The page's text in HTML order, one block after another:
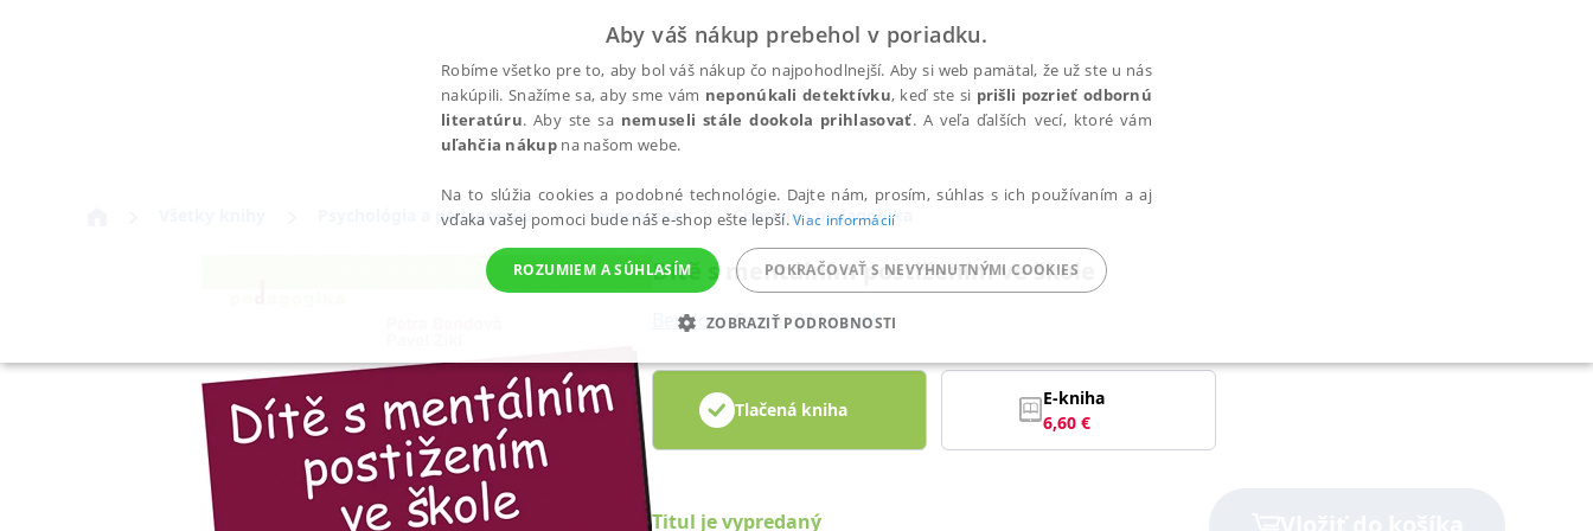
Psychológia a pedagogika Pedagogika Špeciálna pedagogika
Dítě s mentálním postižením ve škole
Bendová Petra,Zikl Pavel
Tlačená kniha
E-kniha
6,60 €
Titul je vypredaný
Aby váš nákup prebehol v poriadku.
Robíme všetko pre to, aby bol váš nákup čo najpohodlnejší. Aby si web pamätal, že už ste u nás
nakúpili. Snažíme sa, aby sme vám neponúkali detektívku, keď ste si prišli pozrieť odbornú
literatúru. Aby ste sa nemuseli stále dookola prihlasovať. A veľa ďalších vecí, ktoré vám
uľahčia nákupna našom webe.
Na to slúžia cookies a podobné technológie. Dajte nám, prosím, súhlas s ich používaním a aj
vďaka vašej pomoci bude náš e-shop ešte lepší.Viac informácií
ROZUMIEM A SÚHLASÍM POKRAČOVAŤ S NEVYHNUTNÝMI COOKIES
ZOBRAZIŤ PODROBNOSTI
POTREBNÉ ANALYTICKÉ MARKETINGOVÉ FUNKČNÉ NEZARADENÉ SÚBORY
Potrebné Analytické
Nevyhnutné súbory cookie umožňujú základné funkcie webovej stránky, ako je prihlásenie používateľa a správa účtu. Bez nevyhnutných súborov cookie nie je možné webové stránky správne používať.